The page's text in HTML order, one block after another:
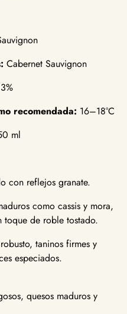
Cabernet Sauvignon
recomendada: 16–18°C
ml
con reflejos granate.
como cassis y mora,
toque de roble tostado.
taninos firmes y
especiados.
quesos maduros y